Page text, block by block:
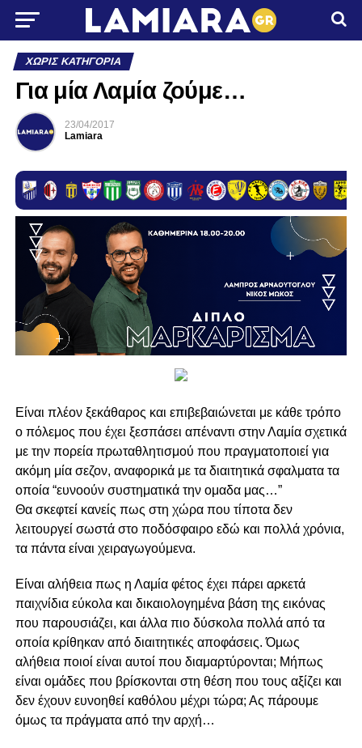
ΧΩΡΊΣ ΚΑΤΗΓΟΡΊΑ
Για μία Λαμία ζούμε…
23/04/2017
Lamiara
Είναι πλέον ξεκάθαρος και επιβεβαιώνεται με κάθε τρόπο
ο πόλεμος που έχει ξεσπάσει απέναντι στην Λαμία σχετικά
με την πορεία πρωταθλητισμού που πραγματοποιεί για
ακόμη μία σεζον, αναφορικά με τα διαιτητικά σφαλματα τα
οποία “ευνοούν συστηματικά την ομαδα μας…”
Θα σκεφτεί κανείς πως στη χώρα που τίποτα δεν
λειτουργεί σωστά στο ποδόσφαιρο εδώ και πολλά χρόνια,
τα πάντα είναι χειραγωγούμενα.
Είναι αλήθεια πως η Λαμία φέτος έχει πάρει αρκετά
παιχνίδια εύκολα και δικαιολογημένα βάση της εικόνας
που παρουσιάζει, και άλλα πιο δύσκολα πολλά από τα
οποία κρίθηκαν από διαιτητικές αποφάσεις. Όμως
αλήθεια ποιοί είναι αυτοί που διαμαρτύρονται; Μήπως
είναι ομάδες που βρίσκονται στη θέση που τους αξίζει και
δεν έχουν ευνοηθεί καθόλου μέχρι τώρα; Ας πάρουμε
όμως τα πράγματα από την αρχή…